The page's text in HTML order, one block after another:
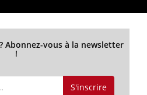
Abonnez-vous à la newsletter
!
S'inscrire